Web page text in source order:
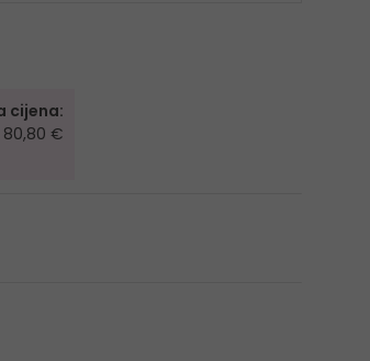
cijena:
80,80 €